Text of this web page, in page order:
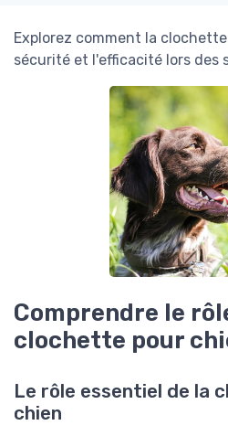
Explorez comment la
sécurité et l'efficacité lors des
Comprendre le
clochette pour
Le rôle essentiel de la
chien